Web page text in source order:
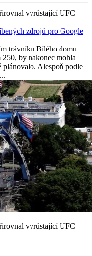
vyrůstající UFC
zdrojů pro Google
trávníku Bílého domu
by nakonec mohla
plánovalo. Alespoň podle
vyrůstající UFC